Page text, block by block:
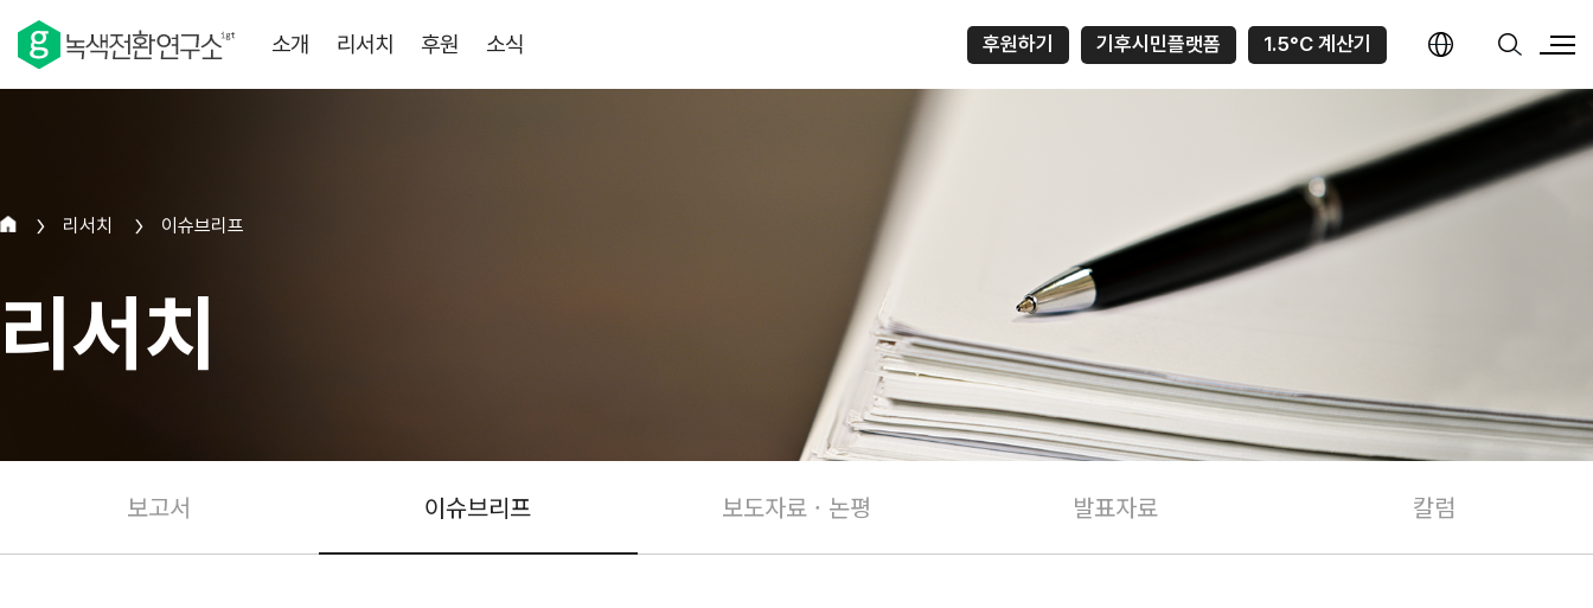
소개 리서치 후원 소식 후원하기 기후시민플랫폼 1.5°C 계산기
> 리서치 > 이슈브리프
리서치
보고서 이슈브리프 보도자료 · 논평 발표자료 칼럼